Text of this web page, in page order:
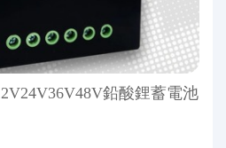
鉛酸鋰蓄電池